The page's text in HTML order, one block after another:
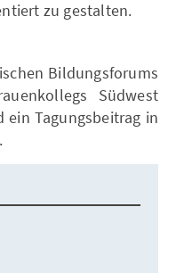
zu gestalten.
Bildungsforums
Südwest
ein Tagungsbeitrag in